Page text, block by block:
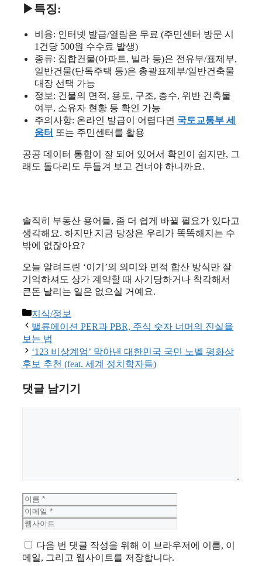
▶특징:
비용: 인터넷 발급/열람은 무료 (주민센터 방문 시
1건당 500원 수수료 발생)
종류: 집합건물(아파트, 빌라 등)은 전유부/표제부,
일반건물(단독주택 등)은 총괄표제부/일반건축물
대장 선택 가능
정보: 건물의 면적, 용도, 구조, 층수, 위반 건축물
여부, 소유자 현황 등 확인 가능
주의사항: 온라인 발급이 어렵다면 국토교통부 세
움터 또는 주민센터를 활용
공공 데이터 통합이 잘 되어 있어서 확인이 쉽지만, 그
래도 돌다리도 두들겨 보고 건너야 하니까요.
솔직히 부동산 용어들, 좀 더 쉽게 바뀔 필요가 있다고
생각해요. 하지만 지금 당장은 우리가 똑똑해지는 수
밖에 없잖아요?
오늘 알려드린 ‘이기’의 의미와 면적 합산 방식만 잘
기억하셔도 상가 계약할 때 사기당하거나 착각해서
큰돈 날리는 일은 없으실 거예요.
카
테
고
리
지식/정보
밸류에이션 PER과 PBR, 주식 숫자 너머의 진실을
보는 법
‘123 비상계엄’ 막아낸 대한민국 국민 노벨 평화상
후보 추천 (feat. 세계 정치학자들)
댓글 남기기
이
름
트
다음 번 댓글 작성을 위해 이 브라우저에 이름, 이
메일, 그리고 웹사이트를 저장합니다.